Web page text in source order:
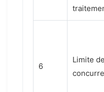
6
Limite de